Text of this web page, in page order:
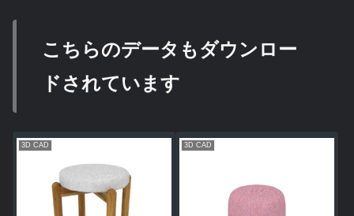
こちらのデータもダウンロー
ドされています
3D CAD 3D CAD